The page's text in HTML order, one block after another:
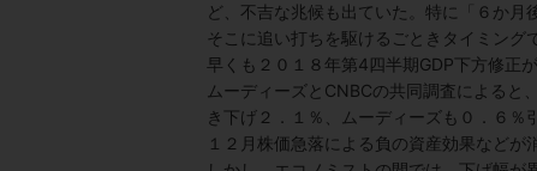
ど、不吉な兆候も出ていた。特に「６か月
そこに追い打ちを駆けるごときタイミング
早くも２０１８年第4四半期GDP 下方修正
ムーディーズとCNBCの共同調査によると
き下げ２．１％、ムーディーズも０．６％
１２月株価急落による負の資産効果などが